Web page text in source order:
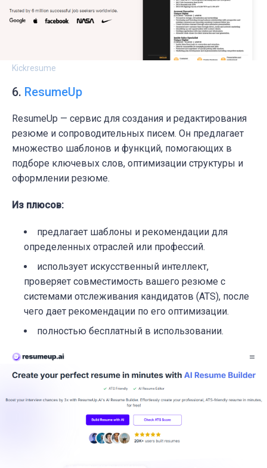
Kickresume
6. ResumeUp
ResumeUp — сервис для создания и редактирования
резюме и сопроводительных писем. Он предлагает
множество шаблонов и функций, помогающих в
подборе ключевых слов, оптимизации структуры и
оформлении резюме.
Из плюсов:
предлагает шаблоны и рекомендации для
определенных отраслей или профессий.
использует искусственный интеллект,
проверяет совместимость вашего резюме с
системами отслеживания кандидатов (ATS), после
чего дает рекомендации по его оптимизации.
полностью бесплатный в использовании.